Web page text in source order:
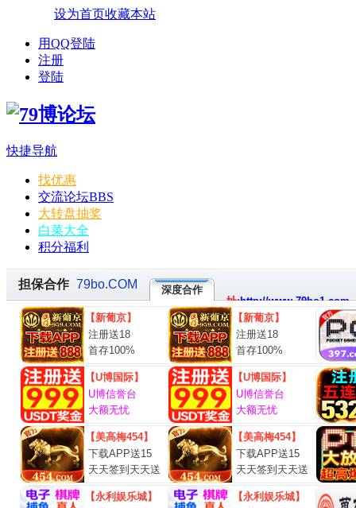
设为首页收藏本站
用QQ登陆
注册
登陆
快捷导航
找优惠
交流论坛BBS
大转盘抽奖
白菜大全
积分福利